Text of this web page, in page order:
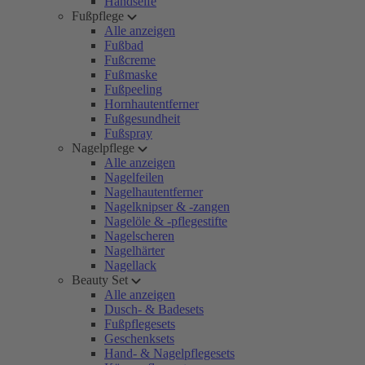
Fußpflege
Alle anzeigen
Fußbad
Fußcreme
Fußmaske
Fußpeeling
Hornhautentferner
Fußgesundheit
Fußspray
Nagelpflege
Alle anzeigen
Nagelfeilen
Nagelhautentferner
Nagelknipser & -zangen
Nagelöle & -pflegestifte
Nagelscheren
Nagelhärter
Nagellack
Beauty Set
Alle anzeigen
Dusch- & Badesets
Fußpflegesets
Geschenksets
Hand- & Nagelpflegesets